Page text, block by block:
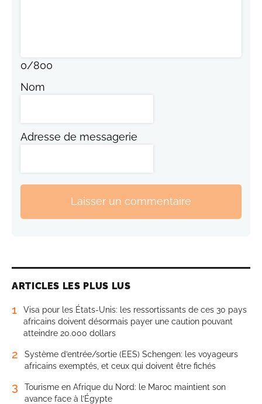
0/800
Nom
Adresse de messagerie
Laisser un commentaire
ARTICLES LES PLUS LUS
1
Visa pour les États-Unis: les ressortissants de ces 30 pays
africains doivent désormais payer une caution pouvant
atteindre 20.000 dollars
2
Système d’entrée/sortie (EES) Schengen: les voyageurs
africains exemptés, et ceux qui doivent être fichés
3
Tourisme en Afrique du Nord: le Maroc maintient son
avance face à l’Égypte